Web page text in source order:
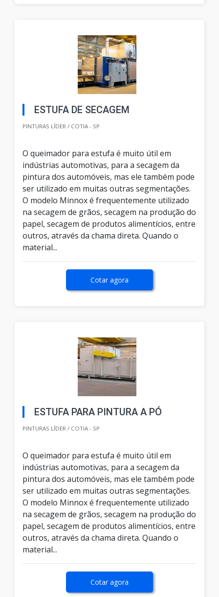
ESTUFA DE SECAGEM
PINTURAS LÍDER / COTIA - SP
O queimador para estufa é muito útil em
indústrias automotivas, para a secagem da
pintura dos automóveis, mas ele também pode
ser utilizado em muitas outras segmentações.
O modelo Minnox é frequentemente utilizado
na secagem de grãos, secagem na produção do
papel, secagem de produtos alimentícios, entre
outros, através da chama direta. Quando o
material...
Cotar agora
ESTUFA PARA PINTURA A PÓ
PINTURAS LÍDER / COTIA - SP
O queimador para estufa é muito útil em
indústrias automotivas, para a secagem da
pintura dos automóveis, mas ele também pode
ser utilizado em muitas outras segmentações.
O modelo Minnox é frequentemente utilizado
na secagem de grãos, secagem na produção do
papel, secagem de produtos alimentícios, entre
outros, através da chama direta. Quando o
material...
Cotar agora